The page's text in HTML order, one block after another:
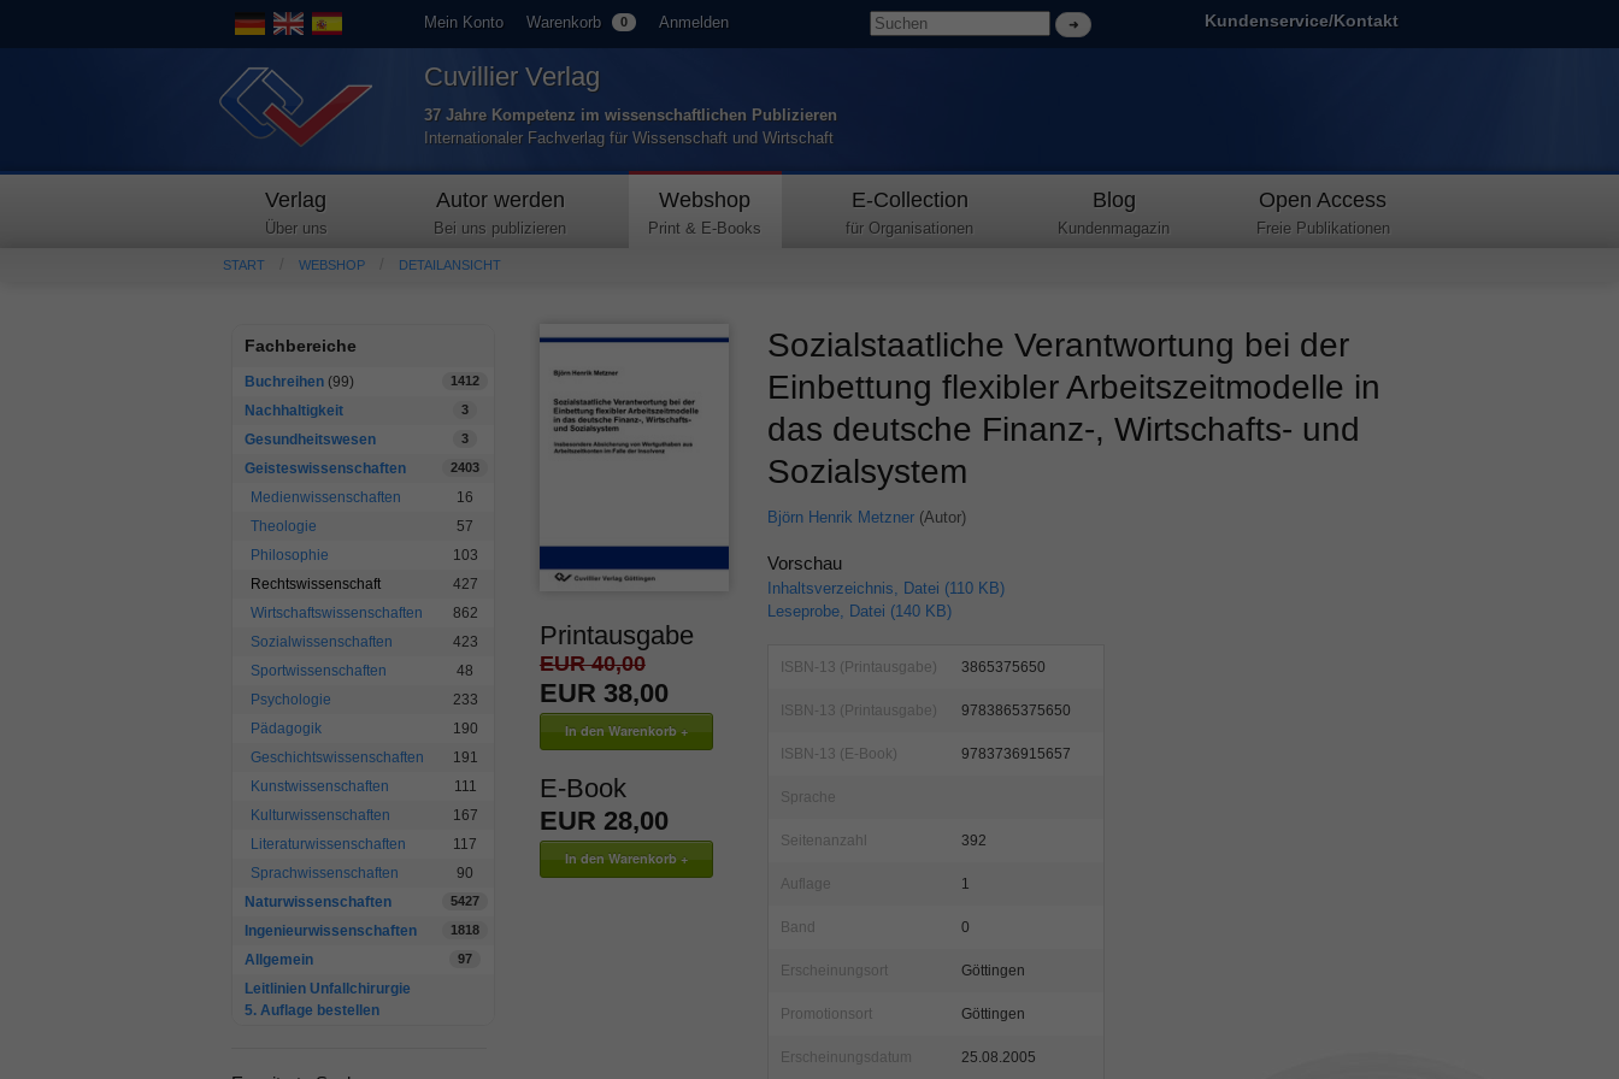
Mein Konto Warenkorb 0 Anmelden Kundenservice/Kontakt
Cuvillier Verlag
37 Jahre Kompetenz im wissenschaftlichen Publizieren
Internationaler Fachverlag für Wissenschaft und Wirtschaft
Verlag
Über uns
Autor werden
Bei uns publizieren
Webshop
Print & E-Books
E-Collection
für Organisationen
Blog
Kundenmagazin
Open Access
Freie Publikationen
START WEBSHOP DETAILANSICHT
Fachbereiche
Buchreihen (99) 1412
Nachhaltigkeit 3
Gesundheitswesen 3
Geisteswissenschaften 2403
Medienwissenschaften
16
Theologie
57
Philosophie
103
Rechtswissenschaft
427
Wirtschaftswissenschaften
862
Sozialwissenschaften
423
Sportwissenschaften
48
Psychologie
233
Pädagogik
190
Geschichtswissenschaften
191
Kunstwissenschaften
111
Kulturwissenschaften
167
Literaturwissenschaften
117
Sprachwissenschaften
90
Naturwissenschaften
5427
Ingenieurwissenschaften 1818
Allgemein 97
Leitlinien Unfallchirurgie
5. Auflage bestellen
Printausgabe
EUR 40,00
EUR 38,00
E-Book
EUR 28,00
Sozialstaatliche Verantwortung bei der
Einbettung flexibler Arbeitszeitmodelle in
das deutsche Finanz-, Wirtschafts- und
Sozialsystem
Björn Henrik Metzner(Autor)
Vorschau
Inhaltsverzeichnis, Datei (110 KB)
Leseprobe, Datei (140 KB)
ISBN-13 (Printausgabe) 3865375650
ISBN-13 (Printausgabe) 9783865375650
ISBN-13 (E-Book) 9783736915657
Sprache
Seitenanzahl 392
Auflage 1
Band 0
Erscheinungsort Göttingen
Promotionsort Göttingen
Erscheinungsdatum 25.08.2005